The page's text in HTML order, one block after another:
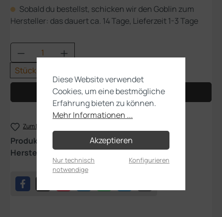
Sobald du bestellst, schicken wir den Goblin zum
Hersteller: das dauert ca. 14 Tage, Lieferzeit 1-3 Tage
Produkt Anzahl: Gib den gewünschten
Stück
In den Warenkorb
Zum Merkzettel hinzufügen
Produktnummer:
22-86
Hersteller:
Games Workshop
Diese Website verwendet
Cookies, um eine bestmögliche
Erfahrung bieten zu können.
Mehr Informationen ...
Akzeptieren
Nur technisch
notwendige
Konfigurieren